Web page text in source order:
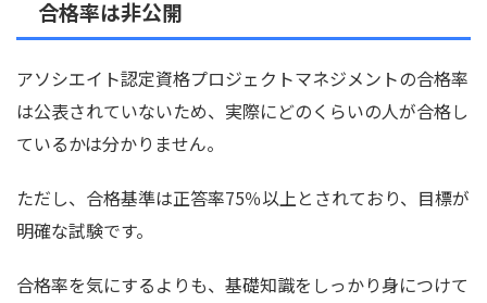
合格率は非公開
アソシエイト認定資格プロジェクトマネジメントの合格率
は公表されていないため、実際にどのくらいの人が合格し
ているかは分かりません。
ただし、合格基準は正答率75％以上とされており、目標が
明確な試験です。
合格率を気にするよりも、基礎知識をしっかり身につけて